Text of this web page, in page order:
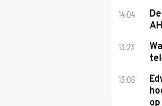
14:04
13:23
13:06